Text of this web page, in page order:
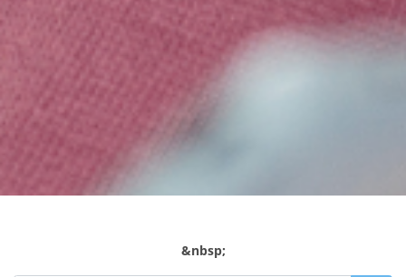
&nbsp;